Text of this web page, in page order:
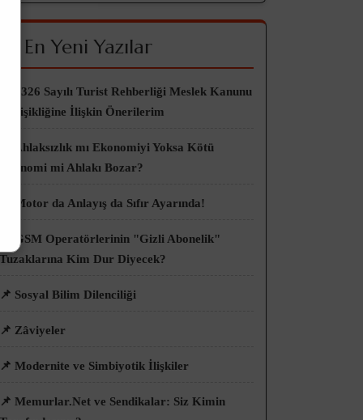
🌟 En Yeni Yazılar
📌 6326 Sayılı Turist Rehberliği Meslek Kanunu
Değişikliğine İlişkin Önerilerim
📌 Ahlaksızlık mı Ekonomiyi Yoksa Kötü
Ekonomi mi Ahlakı Bozar?
📌 Motor da Anlayış da Sıfır Ayarında!
📌 GSM Operatörlerinin "Gizli Abonelik"
Tuzaklarına Kim Dur Diyecek?
📌 Sosyal Bilim Dilenciliği
📌 Zâviyeler
📌 Modernite ve Simbiyotik İlişkiler
📌 Memurlar.Net ve Sendikalar: Siz Kimin